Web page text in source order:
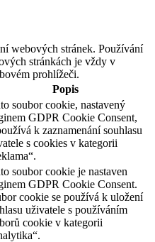
webových stránek. Používání
stránkách je vždy v
prohlížeči.
Popis
soubor cookie, nastavený
GDPR Cookie Consent,
k zaznamenání souhlasu
s cookies v kategorii
soubor cookie je nastaven
GDPR Cookie Consent.
cookie se používá k uložení
uživatele s používáním
cookie v kategorii